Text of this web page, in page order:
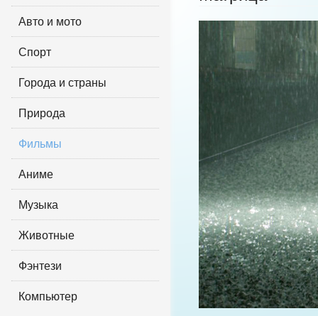
Авто и мото
Спорт
Города и страны
Природа
Фильмы
Аниме
Музыка
Животные
Фэнтези
Компьютер